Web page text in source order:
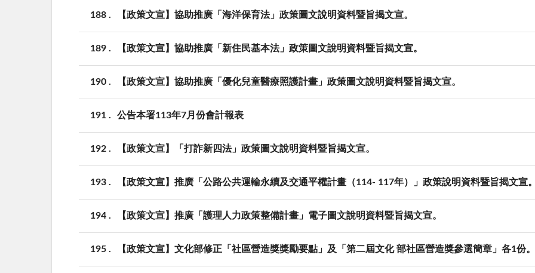
188 【政策文宣】協助推廣「海洋保育法」政策圖文說明資料暨旨揭文宣。
189 【政策文宣】協助推廣「新住民基本法」政策圖文說明資料暨旨揭文宣。
190 【政策文宣】協助推廣「優化兒童醫療照護計畫」政策圖文說明資料暨旨揭文宣。
191 公告本署113年7月份會計報表
192 【政策文宣】「打詐新四法」政策圖文說明資料暨旨揭文宣。
193 【政策文宣】推廣「公路公共運輸永續及交通平權計畫（114- 117年）」政策說明資料暨旨揭文宣
194 【政策文宣】推廣「護理人力政策整備計畫」電子圖文說明資料暨旨揭文宣。
195 【政策文宣】文化部修正「社區營造獎獎勵要點」及「第二屆文化 部社區營造獎參選簡章」各1份。